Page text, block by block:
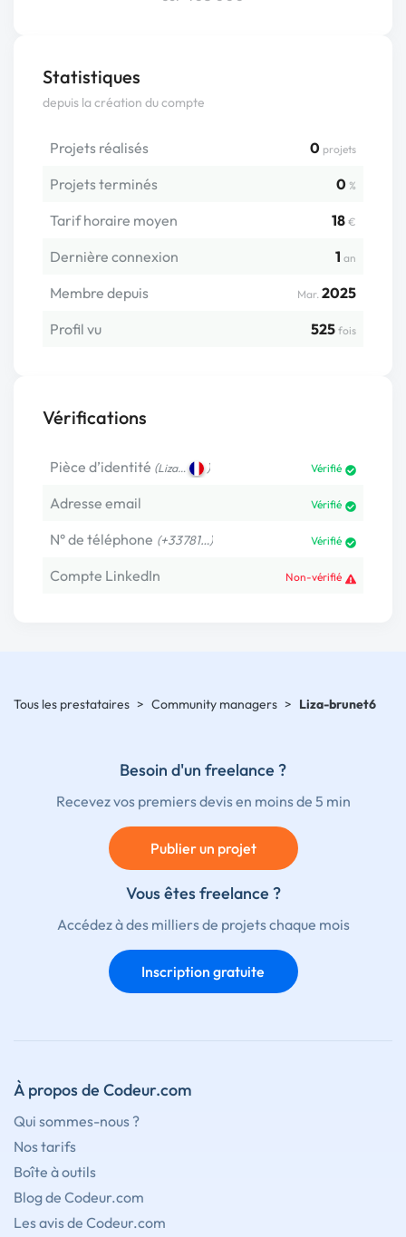
Statistiques
depuis la création du compte
Projets réalisés 0 projets
Projets terminés 0 %
Tarif horaire moyen 18 €
Dernière connexion 1 an
Membre depuis Mar. 2025
Profil vu
525 fois
Vérifications
Pièce d’identité (Liza… ) Vérifié
Adresse email Vérifié
N° de téléphone (+33781…) Vérifié
Compte LinkedIn Non-vérifié
Tous les prestataires > Community managers > Liza-brunet6
Besoin d'un freelance ?
Recevez vos premiers devis en moins de 5 min
Publier un projet
Vous êtes freelance ?
Accédez à des milliers de projets chaque mois
Inscription gratuite
À propos de Codeur.com
Qui sommes-nous ?
Nos tarifs
Boîte à outils
Blog de Codeur.com
Les avis de Codeur.com